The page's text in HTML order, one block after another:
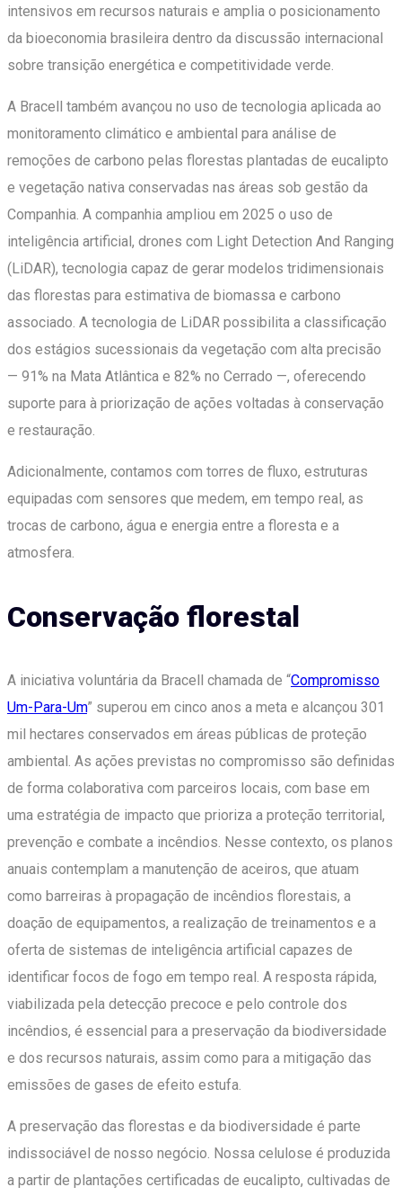
intensivos em recursos naturais e amplia o posicionamento
da bioeconomia brasileira dentro da discussão internacional
sobre transição energética e competitividade verde.
A Bracell também avançou no uso de tecnologia aplicada ao
monitoramento climático e ambiental para análise de
remoções de carbono pelas florestas plantadas de eucalipto
e vegetação nativa conservadas nas áreas sob gestão da
Companhia. A companhia ampliou em 2025 o uso de
inteligência artificial, drones com Light Detection And Ranging
(LiDAR), tecnologia capaz de gerar modelos tridimensionais
das florestas para estimativa de biomassa e carbono
associado. A tecnologia de LiDAR possibilita a classificação
dos estágios sucessionais da vegetação com alta precisão
— 91% na Mata Atlântica e 82% no Cerrado —, oferecendo
suporte para à priorização de ações voltadas à conservação
e restauração.
Adicionalmente, contamos com torres de fluxo, estruturas
equipadas com sensores que medem, em tempo real, as
trocas de carbono, água e energia entre a floresta e a
atmosfera.
Conservação florestal
A iniciativa voluntária da Bracell chamada de “Compromisso
Um-Para-Um” superou em cinco anos a meta e alcançou 301
mil hectares conservados em áreas públicas de proteção
ambiental. As ações previstas no compromisso são definidas
de forma colaborativa com parceiros locais, com base em
uma estratégia de impacto que prioriza a proteção territorial,
prevenção e combate a incêndios. Nesse contexto, os planos
anuais contemplam a manutenção de aceiros, que atuam
como barreiras à propagação de incêndios florestais, a
doação de equipamentos, a realização de treinamentos e a
oferta de sistemas de inteligência artificial capazes de
identificar focos de fogo em tempo real. A resposta rápida,
viabilizada pela detecção precoce e pelo controle dos
incêndios, é essencial para a preservação da biodiversidade
e dos recursos naturais, assim como para a mitigação das
emissões de gases de efeito estufa.
A preservação das florestas e da biodiversidade é parte
indissociável de nosso negócio. Nossa celulose é produzida
a partir de plantações certificadas de eucalipto, cultivadas de